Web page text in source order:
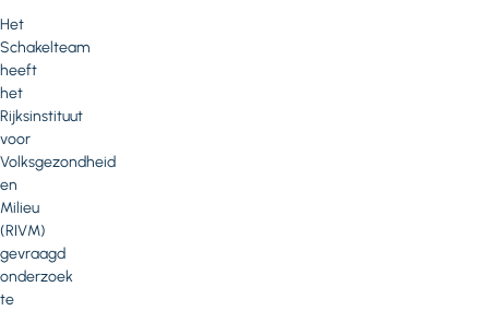
Het
Schakelteam
heeft
het
Rijksinstituut
voor
Volksgezondheid
en
Milieu
(RIVM)
gevraagd
onderzoek
te